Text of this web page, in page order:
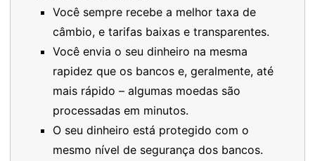
Você sempre recebe a melhor taxa de
câmbio, e tarifas baixas e transparentes.
Você envia o seu dinheiro na mesma
rapidez que os bancos e, geralmente, até
mais rápido – algumas moedas são
processadas em minutos.
O seu dinheiro está protegido com o
mesmo nível de segurança dos bancos.